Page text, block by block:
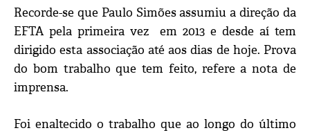
Recorde-se que Paulo Simões assumiu a direção da
EFTA pela primeira vez em 2013 e desde aí tem
dirigido esta associação até aos dias de hoje. Prova
do bom trabalho que tem feito, refere a nota de
imprensa.
Foi enaltecido o trabalho que ao longo do último